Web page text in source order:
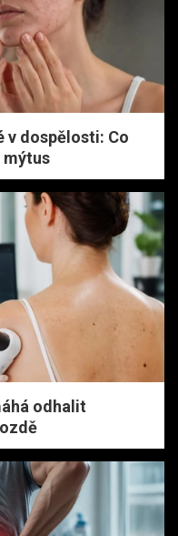
v dospělosti: Co
mýtus
odhalit